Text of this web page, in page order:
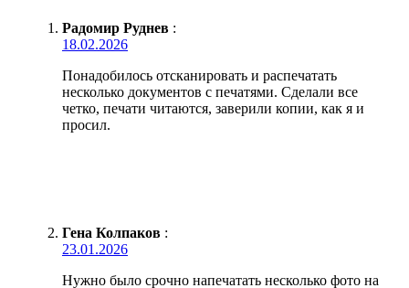
Радомир Руднев :
18.02.2026
Понадобилось отсканировать и распечатать
несколько документов с печатями. Сделали все
четко, печати читаются, заверили копии, как я и
просил.
Гена Колпаков :
23.01.2026
Нужно было срочно напечатать несколько фото на